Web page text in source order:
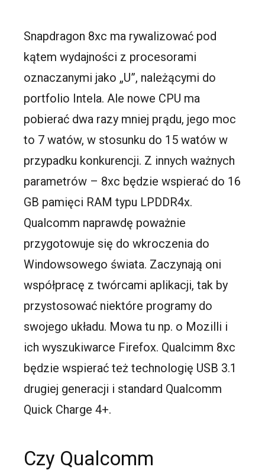
Snapdragon 8xc ma rywalizować pod
kątem wydajności z procesorami
oznaczanymi jako „U”, należącymi do
portfolio Intela. Ale nowe CPU ma
pobierać dwa razy mniej prądu, jego moc
to 7 watów, w stosunku do 15 watów w
przypadku konkurencji. Z innych ważnych
parametrów – 8xc będzie wspierać do 16
GB pamięci RAM typu LPDDR4x.
Qualcomm naprawdę poważnie
przygotowuje się do wkroczenia do
Windowsowego świata. Zaczynają oni
współpracę z twórcami aplikacji, tak by
przystosować niektóre programy do
swojego układu. Mowa tu np. o Mozilli i
ich wyszukiwarce Firefox. Qualcimm 8xc
będzie wspierać też technologię USB 3.1
drugiej generacji i standard Qualcomm
Quick Charge 4+.
Czy Qualcomm